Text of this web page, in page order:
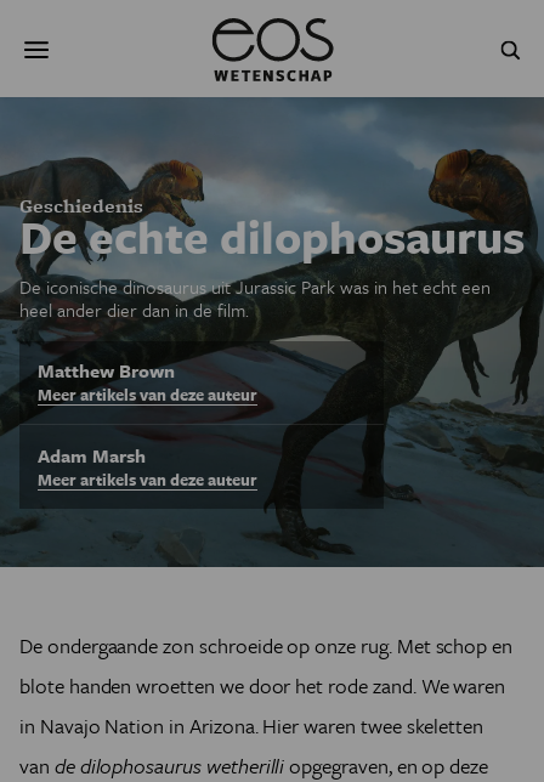
naar
inhoud
GEZONDHEID RUIMTE
NATUURWETENSCHAPPEN GESCHIEDENIS
PSYCHE & BREIN
PODCAST AGENDA
JONGE UITDAGERS
Geschiedenis
De echte dilophosaurus
De iconische dinosaurus uit Jurassic Park was in het echt een
heel ander dier dan in de film.
Matthew Brown
Meer artikels van deze auteur
Adam Marsh
Meer artikels van deze auteur
De ondergaande zon schroeide op onze rug. Met schop en
blote handen wroetten we door het rode zand. We waren
in Navajo Nation in Arizona. Hier waren twee skeletten
van de dilophosaurus wetherilliopgegraven, en op deze